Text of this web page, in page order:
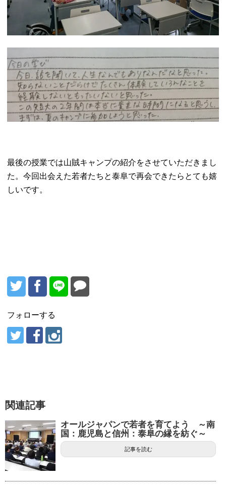
最後の授業では山賊キャンプの紹介をさせていただきまし
た。今回出会えた若者たちと泰阜で再会できたらとても嬉
しいです。
フォローする
関連記事
オールジャパンで若者を育てよう ～南
国：鹿児島と信州：泰阜の縁を紡ぐ～
記事を読む